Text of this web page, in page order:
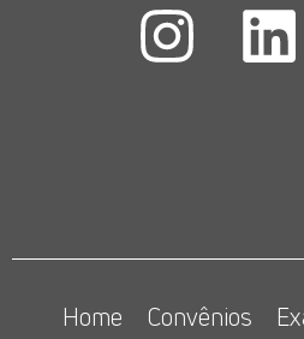
Home Convênios